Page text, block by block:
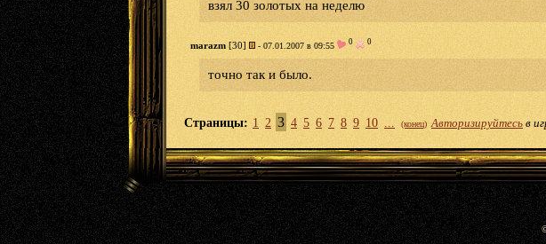
взял 30 золотых на неделю
marazm [30] - 07.01.2007 в 09:55 0 0
точно так и было.
Страницы: 1 2 3 4 5 6 7 8 9 10 ... (конец) Авторизируйтесь в